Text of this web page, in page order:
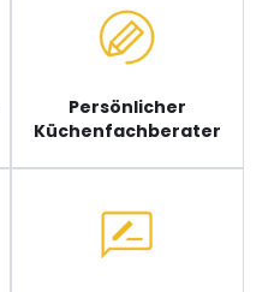
Persönlicher
Küchenfachberater